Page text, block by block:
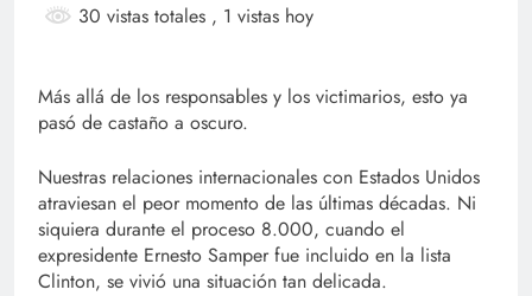
30 vistas totales , 1 vistas hoy
Más allá de los responsables y los victimarios, esto ya
pasó de castaño a oscuro.
Nuestras relaciones internacionales con Estados Unidos
atraviesan el peor momento de las últimas décadas. Ni
siquiera durante el proceso 8.000, cuando el
expresidente Ernesto Samper fue incluido en la lista
Clinton, se vivió una situación tan delicada.